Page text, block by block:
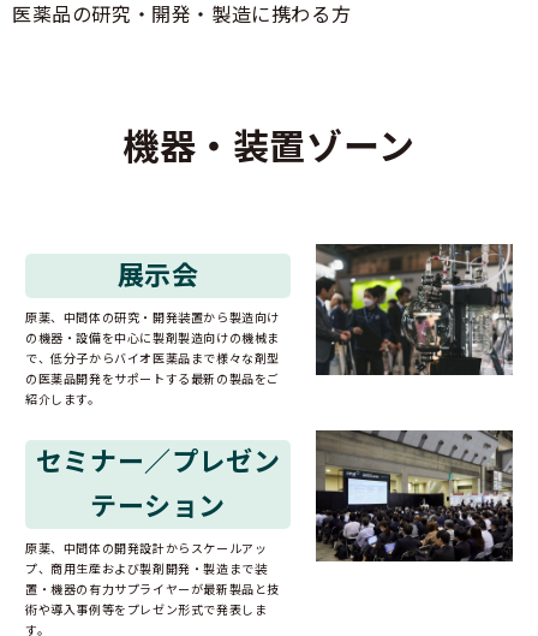
医薬品の研究・開発・製造に携わる方
機器・装置ゾーン
展示会
原薬、中間体の研究・開発装置から製造向け
の機器・設備を中心に製剤製造向けの機械ま
で、低分子からバイオ医薬品まで様々な剤型
の医薬品開発をサポートする最新の製品をご
紹介します。
セミナー／プレゼン
テーション
原薬、中間体の開発設計からスケールアッ
プ、商用生産および製剤開発・製造まで装
置・機器の有力サプライヤーが最新製品と技
術や導入事例等をプレゼン形式で発表しま
す。